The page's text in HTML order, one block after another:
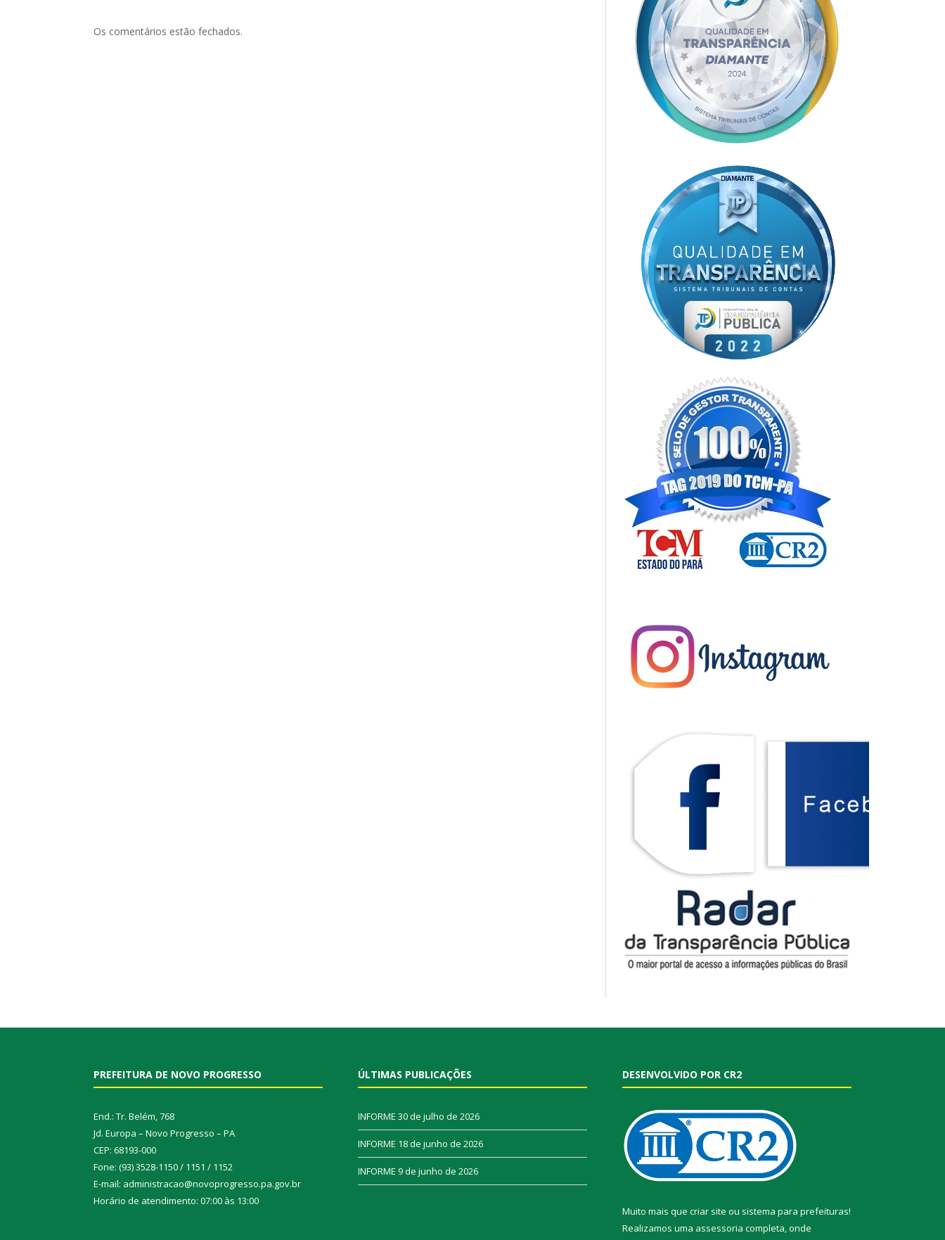
Os comentários estão fechados.
PREFEITURA DE NOVO PROGRESSO
End.: Tr. Belém, 768
Jd. Europa – Novo Progresso – PA
CEP: 68193-000
Fone: (93) 3528-1150 / 1151 / 1152
E-mail: administracao@novoprogresso.pa.gov.br
Horário de atendimento: 07:00 às 13:00
ÚLTIMAS PUBLICAÇÕES
INFORME 30 de julho de 2026
INFORME 18 de junho de 2026
INFORME 9 de junho de 2026
DESENVOLVIDO POR CR2
Muito mais que criar site ou sistema para prefeituras!
Realizamos uma assessoria completa, onde